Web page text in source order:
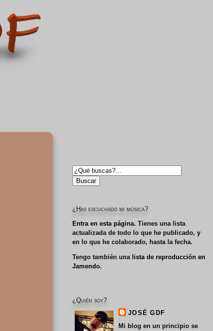
¿Has escuchado mi música?
Entra en esta página. Tienes una lista
actualizada de todo lo que he publicado, y
en lo que he colaborado, hasta la fecha.
Tengo también una lista de reproducción en
Jamendo.
¿Quién soy?
JOSÉ GDF
Mi blog en un principio se